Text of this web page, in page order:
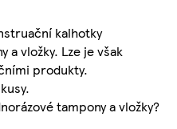
kalhotky
a vložky. Lze je však
produkty.
tampony a vložky?